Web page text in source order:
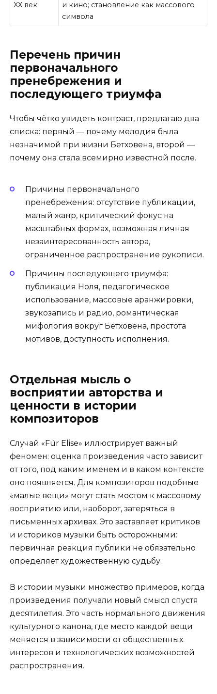
XX век
и кино; становление как массового
символа
Перечень причин
первоначального
пренебрежения и
последующего триумфа
Чтобы чётко увидеть контраст, предлагаю два
списка: первый — почему мелодия была
незначимой при жизни Бетховена, второй —
почему она стала всемирно известной после.
Причины первоначального
пренебрежения: отсутствие публикации,
малый жанр, критический фокус на
масштабных формах, возможная личная
незаинтересованность автора,
ограниченное распространение рукописи.
Причины последующего триумфа:
публикация Ноля, педагогическое
использование, массовые аранжировки,
звукозапись и радио, романтическая
мифология вокруг Бетховена, простота
мотивов, доступность исполнения.
Отдельная мысль о
восприятии авторства и
ценности в истории
композиторов
Случай «Für Elise» иллюстрирует важный
феномен: оценка произведения часто зависит
от того, под каким именем и в каком контексте
оно появляется. Для композиторов подобные
«малые вещи» могут стать мостом к массовому
восприятию или, наоборот, затеряться в
письменных архивах. Это заставляет критиков
и историков музыки быть осторожными:
первичная реакция публики не обязательно
определяет художественную судьбу.
В истории музыки множество примеров, когда
произведения получали новый смысл спустя
десятилетия. Это часть нормального движения
культурного канона, где место каждой вещи
меняется в зависимости от общественных
интересов и технологических возможностей
распространения.